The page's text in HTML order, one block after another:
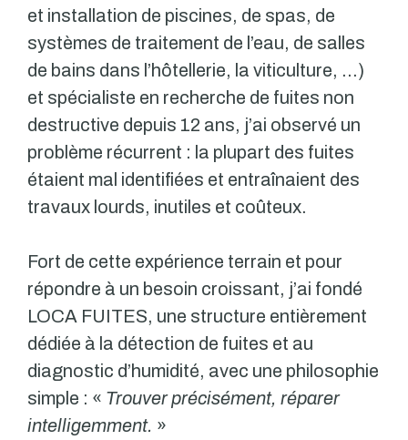
et installation de piscines, de spas, de
systèmes de traitement de l’eau, de salles
de bains dans l’hôtellerie, la viticulture, …)
et spécialiste en recherche de fuites non
destructive depuis 12 ans, j’ai observé un
problème récurrent : la plupart des fuites
étaient mal identifiées et entraînaient des
travaux lourds, inutiles et coûteux.
Fort de cette expérience terrain et pour
répondre à un besoin croissant, j’ai fondé
LOCA FUITES, une structure entièrement
dédiée à la détection de fuites et au
diagnostic d’humidité, avec une philosophie
simple : « Trouver précisément, réparer
intelligemment. »